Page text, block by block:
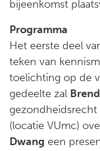
bijeenkomst
Programma
Het eerste deel
teken van
toelichting op de
gedeelte zal
gezondheidsrecht
(locatie VUmc)
Dwang een